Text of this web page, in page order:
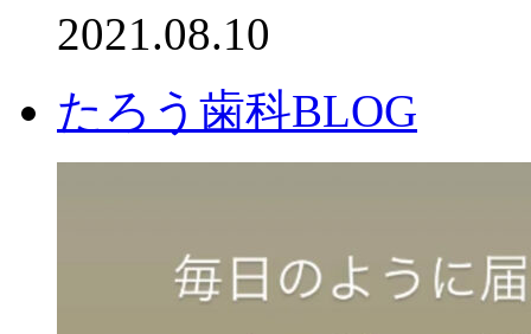
2021.08.10
たろう歯科BLOG